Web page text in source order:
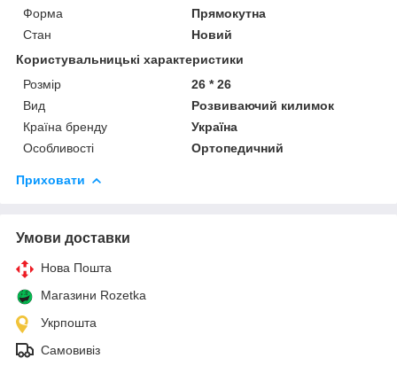
Форма
Прямокутна
Стан
Новий
Користувальницькі характеристики
Розмір
26 * 26
Вид
Розвиваючий килимок
Країна бренду
Україна
Особливості
Ортопедичний
Приховати
Умови доставки
Нова Пошта
Магазини Rozetka
Укрпошта
Самовивіз